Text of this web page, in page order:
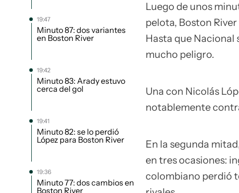
19:47
Minuto 87: dos variantes
en Boston River
19:42
Minuto 83: Arady estuvo
cerca del gol
19:41
Minuto 82: se lo perdió
López para Boston River
19:36
Minuto 77: dos cambios en
Boston River
Luego de unos
pelota, Boston
Hasta que Nacional
mucho peligro.
Una con Nicolás
notablemente
En la segunda
en tres ocasiones:
colombiano perdió